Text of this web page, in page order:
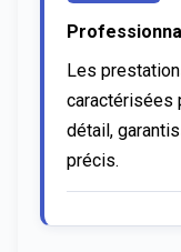
Les
caractérisées
détail,
précis.